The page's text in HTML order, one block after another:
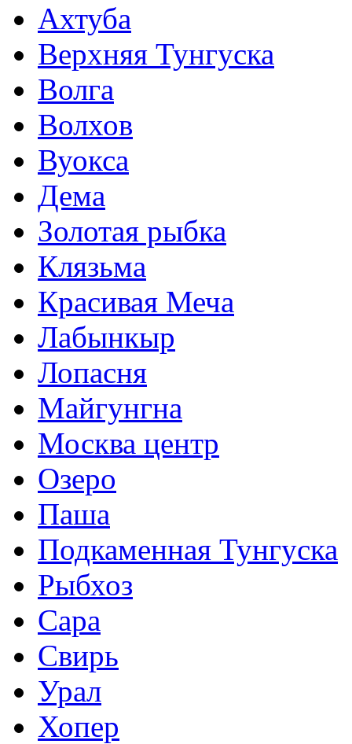
Ахтуба
Верхняя Тунгуска
Волга
Волхов
Вуокса
Дема
Золотая рыбка
Клязьма
Красивая Меча
Лабынкыр
Лопасня
Майгунгна
Москва центр
Озеро
Паша
Подкаменная Тунгуска
Рыбхоз
Сара
Свирь
Урал
Хопер